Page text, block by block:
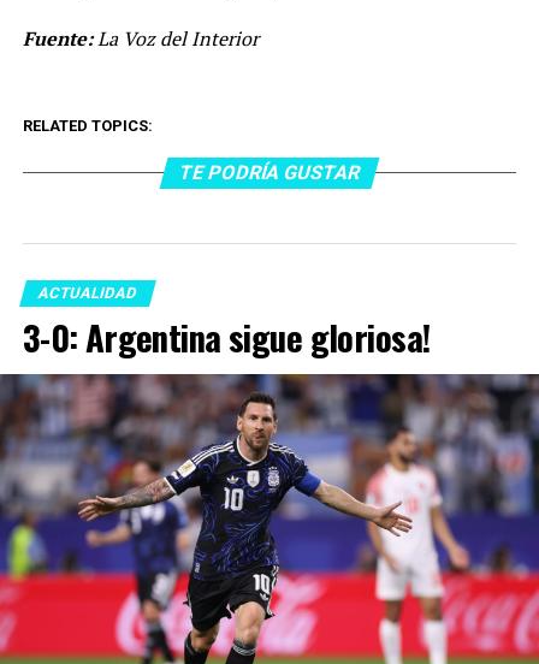
Fuente:La Voz del Interior
RELATED TOPICS:
TE PODRÍA GUSTAR
ACTUALIDAD
3-0: Argentina sigue gloriosa!